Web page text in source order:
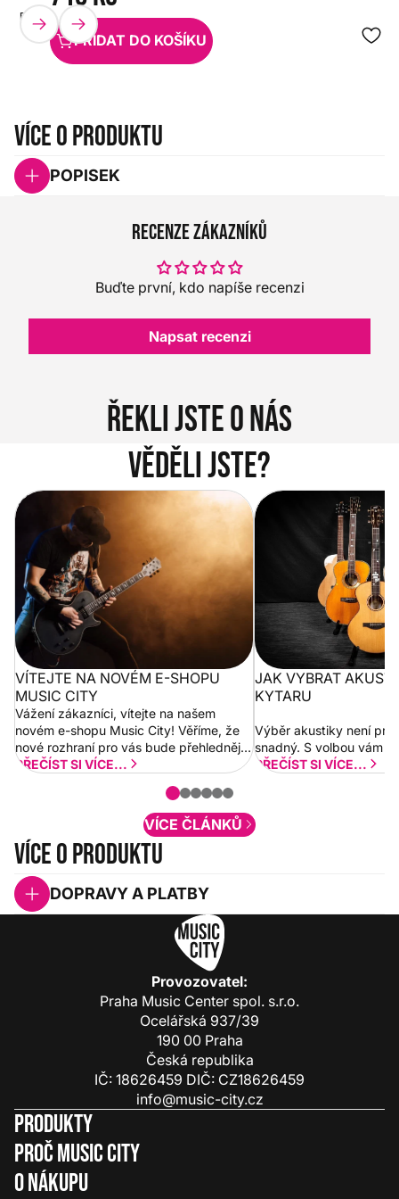
EVANS
HX0000000069608
PŘIDAT DO KOŠÍKU
Více o produktu
POPISEK
Recenze zákazníků
Buďte první, kdo napíše recenzi
Napsat recenzi
Řekli jste o nás
Věděli jste?
Vítejte na novém e-shopu Music
City
VÍTEJTE NA NOVÉM E-SHOPU
MUSIC CITY
Vážení zákazníci, vítejte na našem
novém e-shopu Music City! Věříme, že
nové rozhraní pro vás bude přehlednější
a rychlejší. Postupně budeme přidávat
PŘEČÍST SI VÍCE...
Jak vybrat
JAK VYBRAT
KYTARU
Výběr akustiky není pro
snadný. S volbou vám
PŘEČÍST SI VÍCE...
VÍCE ČLÁNKŮ
Více o produktu
DOPRAVY A PLATBY
Provozovatel:
Praha Music Center spol. s.r.o.
Ocelářská 937/39
190 00 Praha
Česká republika
IČ: 18626459 DIČ: CZ18626459
info@music-city.cz
Produkty
Proč Music City
O nákupu